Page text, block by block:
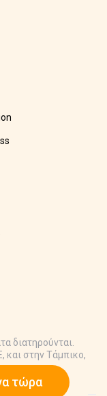
τώρα
διατηρούνται.
και στην Τάμπικο,